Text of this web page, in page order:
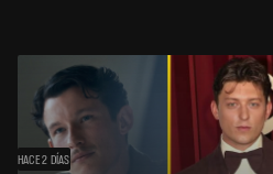
HACE 2 DÍAS